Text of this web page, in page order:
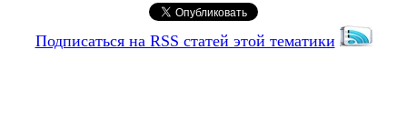
Подписаться на RSS статей этой тематики